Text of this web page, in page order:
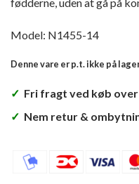
fødderne, uden at gå på
Model: N1455-14
Denne vare er p.t. ikke på
✓ Fri fragt ved køb over
✓ Nem retur &